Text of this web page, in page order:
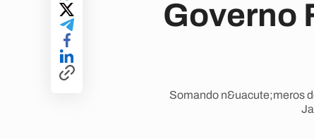
Governo
Somando n&uacute;meros